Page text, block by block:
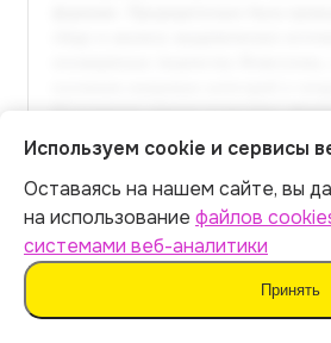
Полный текст
в
Итог:449р.
Оплатить
Используем cookie и сервисы
Оставаясь на нашем сайте, вы
на использование файлов
системами веб-аналитики
Принять